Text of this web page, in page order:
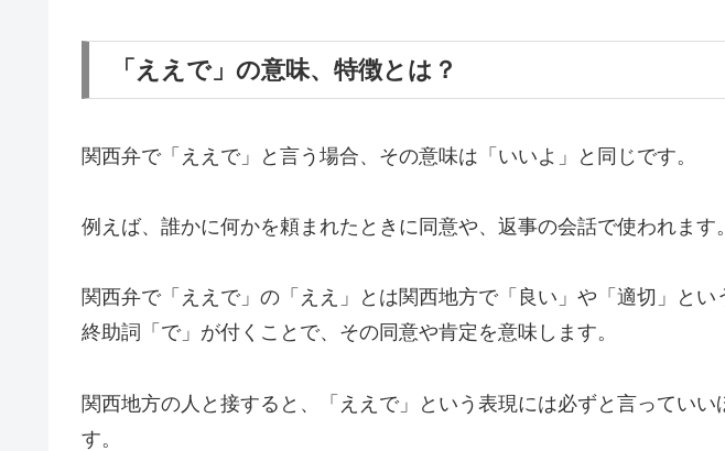
「ええで」の意味、特徴とは？
関西弁で「ええで」と言う場合、その意味は「いいよ」と同じです。
例えば、誰かに何かを頼まれたときに同意や、返事の会話で使われます。
関西弁で「ええで」の「ええ」とは関西地方で「良い」や「適切」と
終助詞「で」が付くことで、その同意や肯定を意味します。
関西地方の人と接すると、「ええで」という表現には必ずと言っていい
す。